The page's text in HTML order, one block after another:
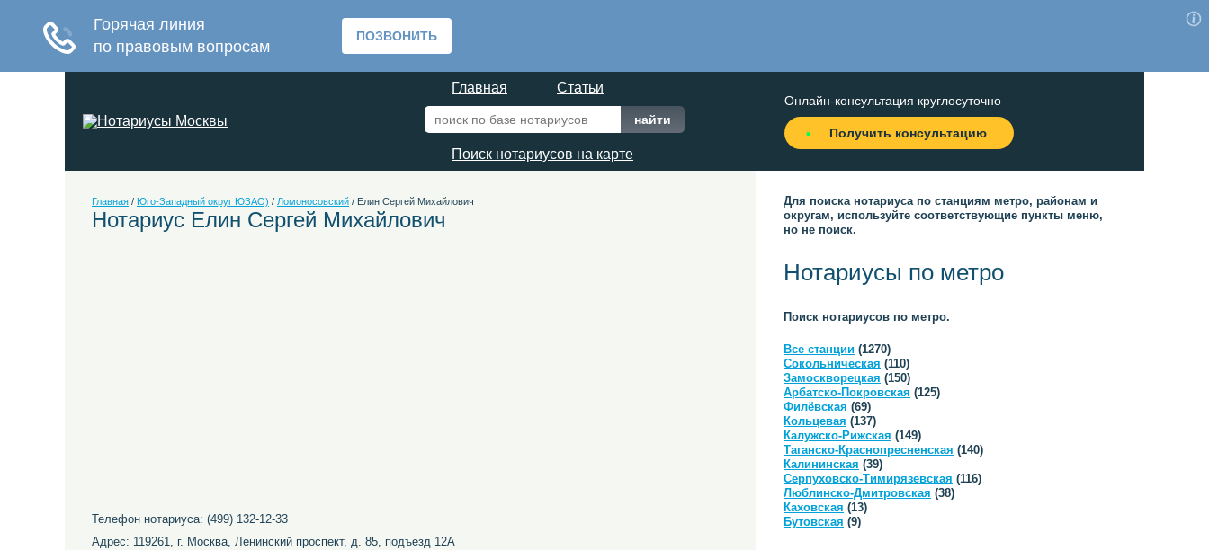
Главная Статьи
Поиск нотариусов на карте
Онлайн-консультация круглосуточно
Получить консультацию
Главная / Юго-Западный округ ЮЗАО) / Ломоносовский / Елин Сергей Михайлович
Нотариус Елин Сергей Михайлович
Телефон нотариуса: (499) 132-12-33
Адрес: 119261, г. Москва, Ленинский проспект, д. 85, подъезд 12А
Для поиска нотариуса по станциям метро, районам и
округам, используйте соответствующие пункты меню,
но не поиск.
Нотариусы по метро
Поиск нотариусов по метро.
Все станции (1270)
Сокольническая (110)
Замоскворецкая (150)
Арбатско-Покровская (125)
Филёвская (69)
Кольцевая (137)
Калужско-Рижская (149)
Таганско-Краснопресненская (140)
Калининская (39)
Серпуховско-Тимирязевская (116)
Люблинско-Дмитровская (38)
Каховская (13)
Бутовская (9)